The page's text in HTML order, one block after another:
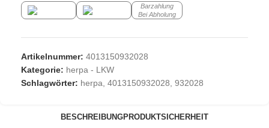
Barzahlung
Bei Abholung
Artikelnummer: 4013150932028
Kategorie: herpa - LKW
Schlagwörter: herpa, 4013150932028, 932028
BESCHREIBUNGPRODUKTSICHERHEIT